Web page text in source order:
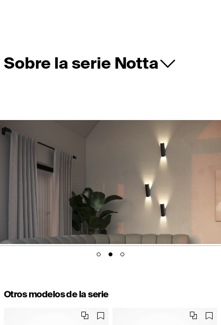
Sobre la serie Notta
Otros modelos de la serie